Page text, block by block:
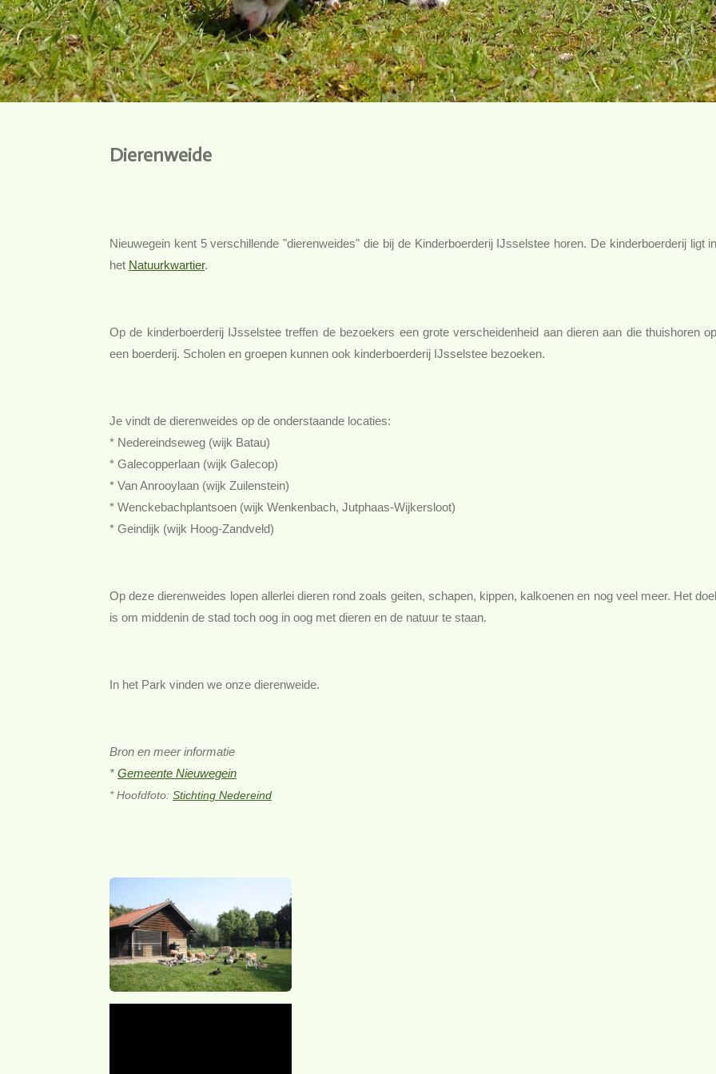
Dierenweide
Nieuwegein kent 5 verschillende "dierenweides" die bij de Kinderboerderij IJsselstee horen. De kinderboerderij ligt
het Natuurkwartier.
Op de kinderboerderij IJsselstee treffen de bezoekers een grote verscheidenheid aan dieren aan die thuishoren
een boerderij. Scholen en groepen kunnen ook kinderboerderij IJsselstee bezoeken.
Je vindt de dierenweides op de onderstaande locaties:
* Nedereindseweg (wijk Batau)
* Galecopperlaan (wijk Galecop)
* Van Anrooylaan (wijk Zuilenstein)
* Wenckebachplantsoen (wijk Wenkenbach, Jutphaas-Wijkersloot)
* Geindijk (wijk Hoog-Zandveld)
Op deze dierenweides lopen allerlei dieren rond zoals geiten, schapen, kippen, kalkoenen en nog veel meer. Het
is om middenin de stad toch oog in oog met dieren en de natuur te staan.
In het Park vinden we onze dierenweide.
Bron en meer informatie
* Gemeente Nieuwegein
* Hoofdfoto: Stichting Nedereind